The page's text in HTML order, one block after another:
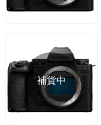
補貨中